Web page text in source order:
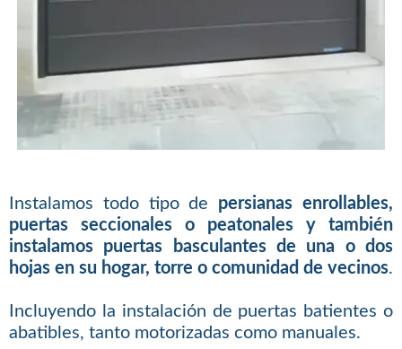
Instalamos todo tipo de persianas enrollables,
puertas seccionales o peatonales y también
instalamos puertas basculantes de una o dos
hojas en su hogar, torre o comunidad de vecinos.
Incluyendo la instalación de puertas batientes o
abatibles, tanto motorizadas como manuales.